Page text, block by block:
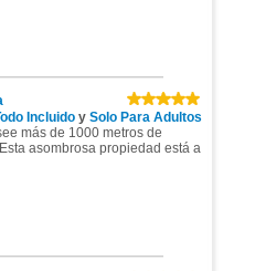
Incluidoy Solo Para Adultos
más de 1000 metros de
asombrosa propiedad está a